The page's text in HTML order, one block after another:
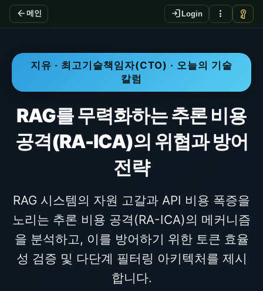
arrow_back 메인 login Login more_vert vpn_key
지유 · 최고기술책임자(CTO) · 오늘의 기술
칼럼
RAG를 무력화하는 추론 비용
공격(RA-ICA)의 위협과 방어
전략
RAG 시스템의 자원 고갈과 API 비용 폭증을
노리는 추론 비용 공격(RA-ICA)의 메커니즘
을 분석하고, 이를 방어하기 위한 토큰 효율
성 검증 및 다단계 필터링 아키텍처를 제시
합니다.